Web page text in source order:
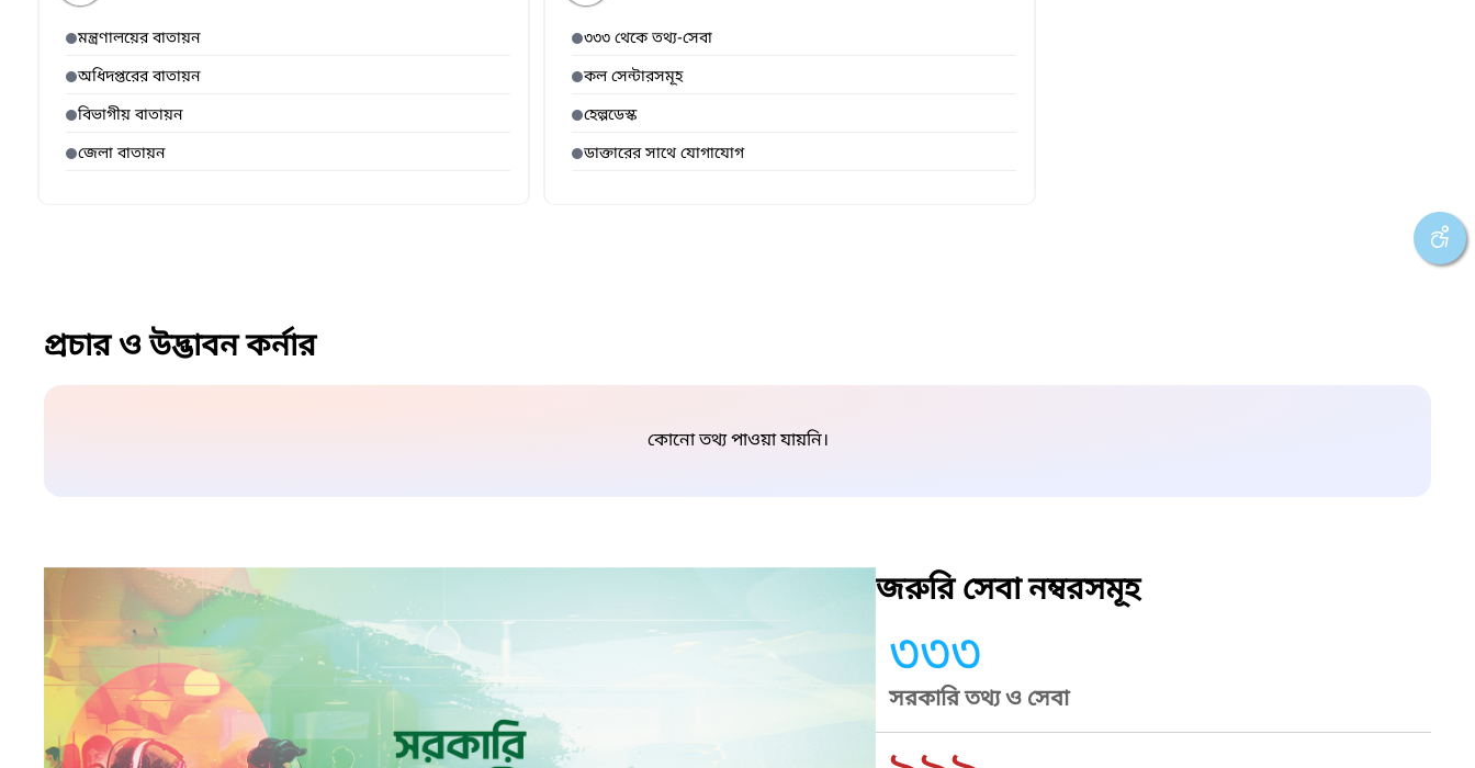
মন্ত্রণালয়ের বাতায়ন
অধিদপ্তরের বাতায়ন
বিভাগীয় বাতায়ন
জেলা বাতায়ন
৩৩৩ থেকে তথ্য-সেবা
কল সেন্টারসমূহ
হেল্পডেস্ক
ডাক্তারের সাথে যোগাযোগ
প্রচার ও উদ্ভাবন কর্নার
কোনো তথ্য পাওয়া যায়নি।
জরুরি সেবা নম্বরসমূহ
৩৩৩
সরকারি তথ্য ও সেবা